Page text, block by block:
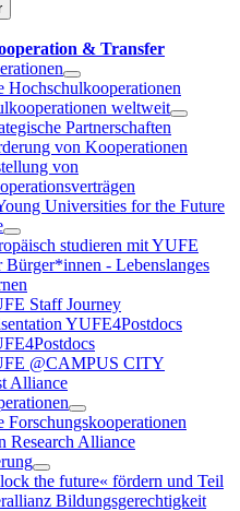
& Transfer
Hochschulkooperationen
weltweit
Partnerschaften
von Kooperationen
von
Universities for the Future
studieren mit YUFE
Bürger*innen - Lebenslanges
Staff Journey
YUFE4Postdocs
@CAMPUS CITY
Alliance
Forschungskooperationen
Research Alliance
the future« fördern und Teil
Bildungsgerechtigkeit